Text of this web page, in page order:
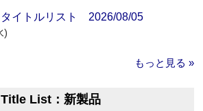
タイトルリスト 2026/08/05
)
もっと見る »
List：新製品